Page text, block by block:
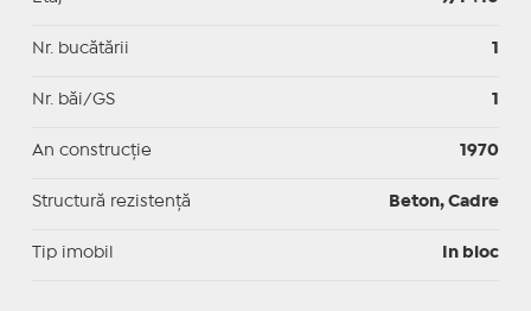
Nr. bucătării 1
Nr. băi/GS 1
An construcție 1970
Structură rezistență Beton, Cadre
Tip imobil In bloc